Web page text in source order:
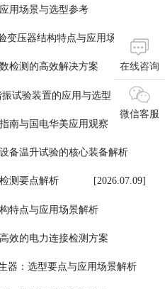
用场景与选型参考
[2026.07.16]
变压器结构特点与应用场景
[2026.07.15]
检测的高效解决方案
[2026.07.14]
试验装置的应用与选型
[2026.07.13]
南与国电华美应用观察
[2026.07.11]
备温升试验的核心装备解析
[2026.07.10]
测要点解析 [2026.07.09]
特点与应用场景解析
[2026.07.08]
效的电力连接检测方案
[2026.07.07]
器：选型要点与应用场景解析
在线咨询
微信客服